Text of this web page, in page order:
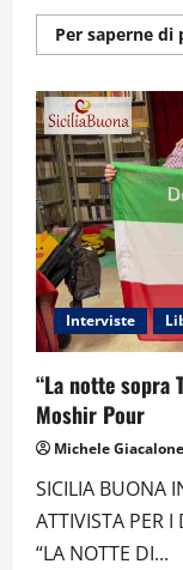
Per saperne di
Interviste
“La notte sopra
Moshir Pour
Michele Giacalone
SICILIA BUONA
ATTIVISTA PER
“LA NOTTE DI...